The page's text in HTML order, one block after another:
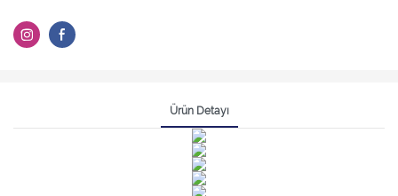
Ürün Detayı